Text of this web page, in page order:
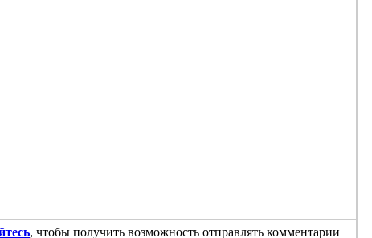
, чтобы получить возможность отправлять комментарии